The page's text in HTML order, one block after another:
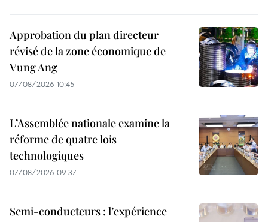
Approbation du plan directeur
révisé de la zone économique de
Vung Ang
07/08/2026 10:45
L’Assemblée nationale examine la
réforme de quatre lois
technologiques
07/08/2026 09:37
Semi-conducteurs : l’expérience